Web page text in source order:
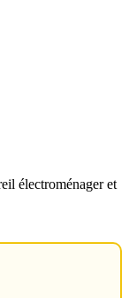
électroménager et